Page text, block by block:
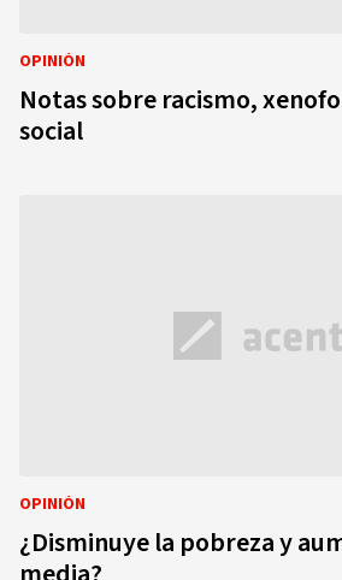
OPINIÓN
Notas sobre racismo, xenofobia e
social
OPINIÓN
¿Disminuye la pobreza y